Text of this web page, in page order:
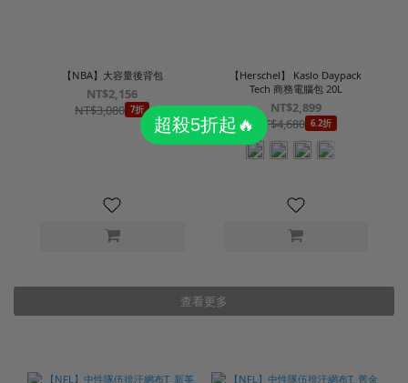
【NBA】大容量後背包
NT$2,156
NT$3,080 7折
【Herschel】 Kaslo Daypack
Tech 商務電腦包 20L
NT$2,899
NT$4,680 6.2折
查看更多